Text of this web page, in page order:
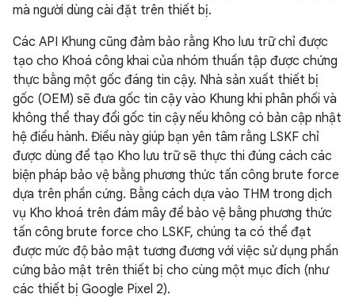
mà người dùng cài đặt trên thiết bị.
Các API Khung cũng đảm bảo rằng Kho lưu trữ chỉ được
tạo cho Khoá công khai của nhóm thuần tập được chứng
thực bằng một gốc đáng tin cậy. Nhà sản xuất thiết bị
gốc (OEM) sẽ đưa gốc tin cậy vào Khung khi phân phối và
không thể thay đổi gốc tin cậy nếu không có bản cập nhật
hệ điều hành. Điều này giúp bạn yên tâm rằng LSKF chỉ
được dùng để tạo Kho lưu trữ sẽ thực thi đúng cách các
biện pháp bảo vệ bằng phương thức tấn công brute force
dựa trên phần cứng. Bằng cách dựa vào THM trong dịch
vụ Kho khoá trên đám mây để bảo vệ bằng phương thức
tấn công brute force cho LSKF, chúng ta có thể đạt
được mức độ bảo mật tương đương với việc sử dụng phần
cứng bảo mật trên thiết bị cho cùng một mục đích (như
các thiết bị Google Pixel 2).